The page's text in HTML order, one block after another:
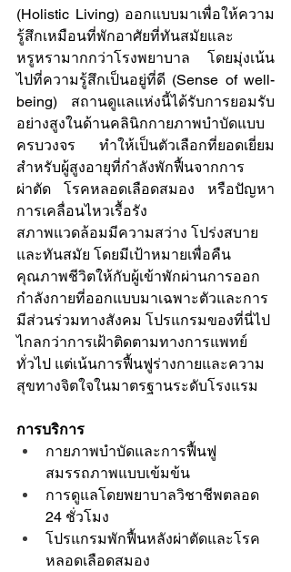
(Holistic Living) ออกแบบมาเพื่อให้ความ
รู้สึกเหมือนที่พักอาศัยที่ทันสมัยและ
หรูหรามากกว่าโรงพยาบาล โดยมุ่งเน้น
ไปที่ความรู้สึกเป็นอยู่ที่ดี (Sense of well-
being) สถานดูแลแห่งนี้ได้รับการยอมรับ
อย่างสูงในด้านคลินิกกายภาพบำบัดแบบ
ครบวงจร ทำให้เป็นตัวเลือกที่ยอดเยี่ยม
สำหรับผู้สูงอายุที่กำลังพักฟื้นจากการ
ผ่าตัด โรคหลอดเลือดสมอง หรือปัญหา
การเคลื่อนไหวเรื้อรัง
สภาพแวดล้อมมีความสว่าง โปร่งสบาย
และทันสมัย โดยมีเป้าหมายเพื่อคืน
คุณภาพชีวิตให้กับผู้เข้าพักผ่านการออก
กำลังกายที่ออกแบบมาเฉพาะตัวและการ
มีส่วนร่วมทางสังคม โปรแกรมของที่นี่ไป
ไกลกว่าการเฝ้าติดตามทางการแพทย์
ทั่วไป แต่เน้นการฟื้นฟูร่างกายและความ
สุขทางจิตใจในมาตรฐานระดับโรงแรม
การบริการ
กายภาพบำบัดและการฟื้นฟู
สมรรถภาพแบบเข้มข้น
การดูแลโดยพยาบาลวิชาชีพตลอด
24 ชั่วโมง
โปรแกรมพักฟื้นหลังผ่าตัดและโรค
หลอดเลือดสมอง